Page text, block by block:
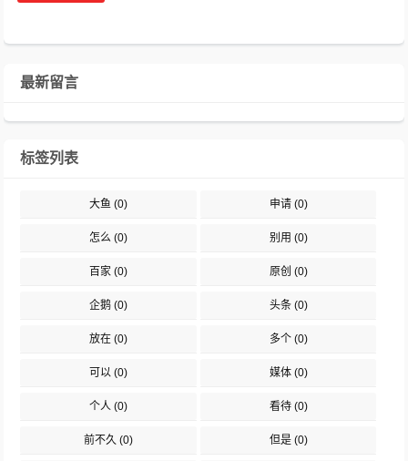
最新留言
标签列表
大鱼 (0) 申请(0)
怎么 (0) 别用 (0)
百家 (0) 原创 (0)
企鹅 (0) 头条(0)
放在 (0) 多个(0)
可以 (0) 媒体(0)
个人 (0) 看待(0)
前不久 (0) 但是(0)